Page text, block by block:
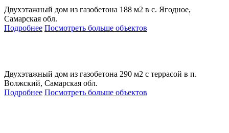
Двухэтажный дом из газобетона 188 м2 в с. Ягодное,
Самарская обл.
Подробнее Посмотреть больше объектов
Двухэтажный дом из газобетона 290 м2 с террасой в п.
Волжский, Самарская обл.
Подробнее Посмотреть больше объектов